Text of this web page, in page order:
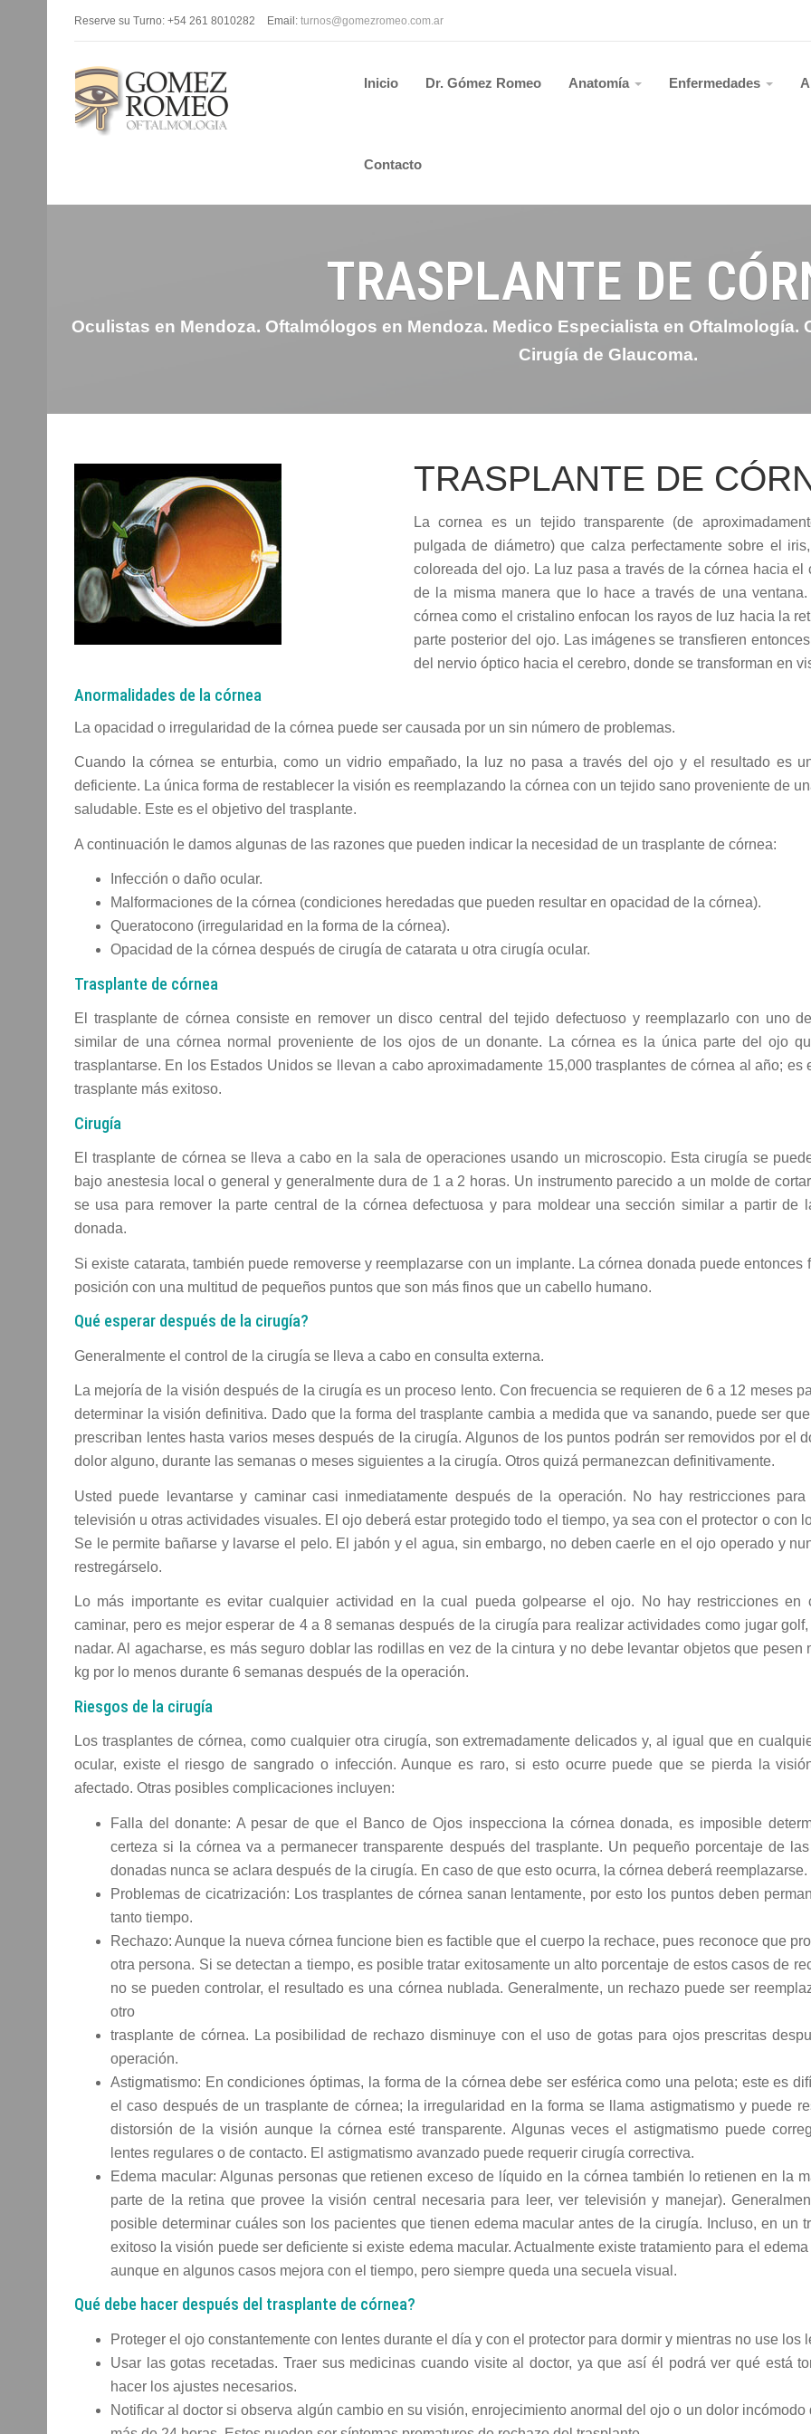
Reserve su Turno: +54 261 8010282 Email: turnos@gomezromeo.com.ar
Inicio Dr. Gómez Romeo Anatomía Enfermedades
Contacto
TRASPLANTE DE
Oculistas en Mendoza. Oftalmólogos en Mendoza. Medico Especialista en Oftalmología.
Cirugía de Glaucoma.
TRASPLANTE DE
La cornea es un tejido transparente (de
pulgada de diámetro) que calza perfectamente sobre el
coloreada del ojo. La luz pasa a través de la córnea hacia el
de la misma manera que lo hace a través de una ventana.
córnea como el cristalino enfocan los rayos de luz hacia la
parte posterior del ojo. Las imágenes se transfieren
del nervio óptico hacia el cerebro, donde se transforman en
Anormalidades de la córnea
La opacidad o irregularidad de la córnea puede ser causada por un sin número de problemas.
Cuando la córnea se enturbia, como un vidrio empañado, la luz no pasa a través del ojo y el resultado es
deficiente. La única forma de restablecer la visión es reemplazando la córnea con un tejido sano proveniente de
saludable. Este es el objetivo del trasplante.
A continuación le damos algunas de las razones que pueden indicar la necesidad de un trasplante de córnea:
Infección o daño ocular.
Malformaciones de la córnea (condiciones heredadas que pueden resultar en opacidad de la córnea).
Queratocono (irregularidad en la forma de la córnea).
Opacidad de la córnea después de cirugía de catarata u otra cirugía ocular.
Trasplante de córnea
El trasplante de córnea consiste en remover un disco central del tejido defectuoso y reemplazarlo con uno
similar de una córnea normal proveniente de los ojos de un donante. La córnea es la única parte del ojo
trasplantarse. En los Estados Unidos se llevan a cabo aproximadamente 15,000 trasplantes de córnea al año; es
trasplante más exitoso.
Cirugía
El trasplante de córnea se lleva a cabo en la sala de operaciones usando un microscopio. Esta cirugía se
bajo anestesia local o general y generalmente dura de 1 a 2 horas. Un instrumento parecido a un molde de
se usa para remover la parte central de la córnea defectuosa y para moldear una sección similar a partir de
donada.
Si existe catarata, también puede removerse y reemplazarse con un implante. La córnea donada puede entonces
posición con una multitud de pequeños puntos que son más finos que un cabello humano.
Qué esperar después de la cirugía?
Generalmente el control de la cirugía se lleva a cabo en consulta externa.
La mejoría de la visión después de la cirugía es un proceso lento. Con frecuencia se requieren de 6 a 12 meses
determinar la visión definitiva. Dado que la forma del trasplante cambia a medida que va sanando, puede ser
prescriban lentes hasta varios meses después de la cirugía. Algunos de los puntos podrán ser removidos por el
dolor alguno, durante las semanas o meses siguientes a la cirugía. Otros quizá permanezcan definitivamente.
Usted puede levantarse y caminar casi inmediatamente después de la operación. No hay restricciones para
televisión u otras actividades visuales. El ojo deberá estar protegido todo el tiempo, ya sea con el protector o con
Se le permite bañarse y lavarse el pelo. El jabón y el agua, sin embargo, no deben caerle en el ojo operado y
restregárselo.
Lo más importante es evitar cualquier actividad en la cual pueda golpearse el ojo. No hay restricciones en
caminar, pero es mejor esperar de 4 a 8 semanas después de la cirugía para realizar actividades como jugar
nadar. Al agacharse, es más seguro doblar las rodillas en vez de la cintura y no debe levantar objetos que pesen
kg por lo menos durante 6 semanas después de la operación.
Riesgos de la cirugía
Los trasplantes de córnea, como cualquier otra cirugía, son extremadamente delicados y, al igual que en
ocular, existe el riesgo de sangrado o infección. Aunque es raro, si esto ocurre puede que se pierda la
afectado. Otras posibles complicaciones incluyen:
Falla del donante: A pesar de que el Banco de Ojos inspecciona la córnea donada, es imposible
certeza si la córnea va a permanecer transparente después del trasplante. Un pequeño porcentaje de
donadas nunca se aclara después de la cirugía. En caso de que esto ocurra, la córnea deberá reemplazarse.
Problemas de cicatrización: Los trasplantes de córnea sanan lentamente, por esto los puntos deben
tanto tiempo.
Rechazo: Aunque la nueva córnea funcione bien es factible que el cuerpo la rechace, pues reconoce que
otra persona. Si se detectan a tiempo, es posible tratar exitosamente un alto porcentaje de estos casos de
no se pueden controlar, el resultado es una córnea nublada. Generalmente, un rechazo puede ser
otro
trasplante de córnea. La posibilidad de rechazo disminuye con el uso de gotas para ojos prescritas
operación.
Astigmatismo: En condiciones óptimas, la forma de la córnea debe ser esférica como una pelota; este es
el caso después de un trasplante de córnea; la irregularidad en la forma se llama astigmatismo y puede
distorsión de la visión aunque la córnea esté transparente. Algunas veces el astigmatismo puede
lentes regulares o de contacto. El astigmatismo avanzado puede requerir cirugía correctiva.
Edema macular: Algunas personas que retienen exceso de líquido en la córnea también lo retienen en la
parte de la retina que provee la visión central necesaria para leer, ver televisión y manejar).
posible determinar cuáles son los pacientes que tienen edema macular antes de la cirugía. Incluso, en un
exitoso la visión puede ser deficiente si existe edema macular. Actualmente existe tratamiento para el edema
aunque en algunos casos mejora con el tiempo, pero siempre queda una secuela visual.
Qué debe hacer después del trasplante de córnea?
Proteger el ojo constantemente con lentes durante el día y con el protector para dormir y mientras no use los
Usar las gotas recetadas. Traer sus medicinas cuando visite al doctor, ya que así él podrá ver qué está
hacer los ajustes necesarios.
Notificar al doctor si observa algún cambio en su visión, enrojecimiento anormal del ojo o un dolor incómodo